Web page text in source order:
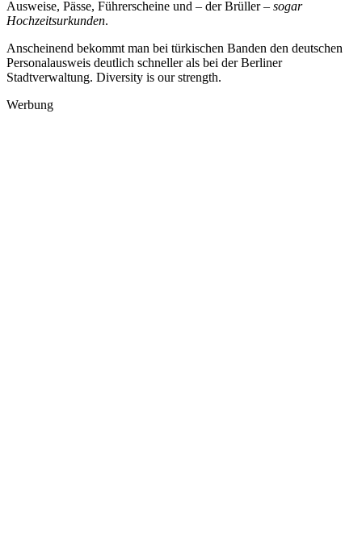
Ausweise, Pässe, Führerscheine und – der Brüller – sogar
Hochzeitsurkunden.
Anscheinend bekommt man bei türkischen Banden den deutschen
Personalausweis deutlich schneller als bei der Berliner
Stadtverwaltung. Diversity is our strength.
Werbung